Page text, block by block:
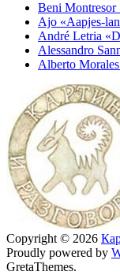
Beni
Ajo «Aapjes-
André Letria
Alessandro
Alberto
Copyright © 2026
Proudly powered by
GretaThemes.